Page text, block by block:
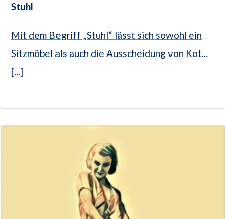
Stuhl
Mit dem Begriff „Stuhl“ lässt sich sowohl ein
Sitzmöbel als auch die Ausscheidung von Kot...
[...]